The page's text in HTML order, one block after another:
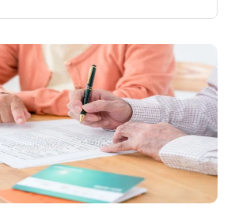
弁護士の方へ